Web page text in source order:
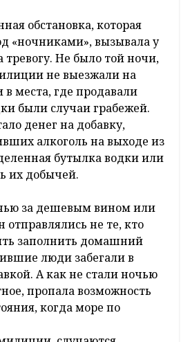
обстановка, которая
«ночниками», вызывала у
тревогу. Не было той ночи,
не выезжали на
в места, где продавали
были случаи грабежей.
денег на добавку,
алкоголь на выходе из
бутылка водки или
их добычей.
за дешевым вином или
отправлялись не те, кто
заполнить домашний
люди забегали в
А как не стали ночью
пропала возможность
когда море по